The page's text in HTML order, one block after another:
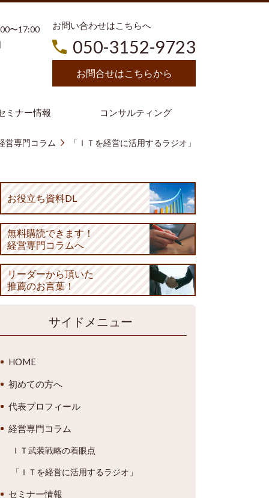
〜17:00
お問い合わせはこちらへ
050-3152-9723
お問合せはこちらから
ミナー情報 コンサルティング
営専門コラム 「ＩＴを経営に活用するラジオ」
お役立ち資料DL
無料購読できます！
経営専門コラムへ
リーダーから頂いた
推薦のお言葉！
サイドメニュー
HOME
初めての方へ
代表プロフィール
経営専門コラム
ＩＴ武装戦略の着眼点
「ＩＴを経営に活用するラジオ」
セミナー情報